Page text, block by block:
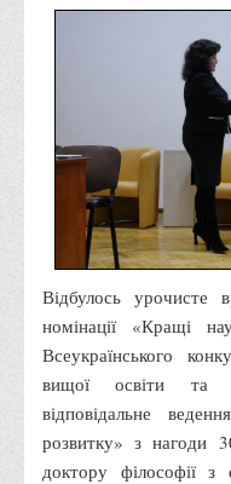
Що можна і не
Контакти
допомагають тим,
пов'язане з
10 точних фактів
наркотики. Врятуй
Контакти
3D тур
Екскурсія до ВТЕІ
Smart Electronic
Репозиторій
Структура
Відбулось
номінації «Кращі
Всеукраїнського
вищої освіти та
відповідальне
розвитку» з нагоди
доктору філософії з